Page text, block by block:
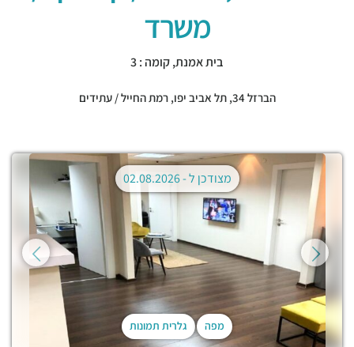
משרד
בית אמנת, קומה : 3
הברזל 34, תל אביב יפו,רמת החייל / עתידים
מפה גלרית תמונות
מצודכן ל -02.08.2026